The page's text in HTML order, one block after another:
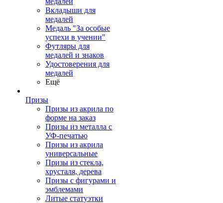
Вкладыши для
медалей
Медаль "За особые
успехи в учении"
Футляры для
медалей и знаков
Удостоверения для
медалей
Ещё
Призы
Призы из акрила по
форме на заказ
Призы из металла с
УФ-печатью
Призы из акрила
универсальные
Призы из стекла,
хрусталя, дерева
Призы с фигурами и
эмблемами
Литые статуэтки